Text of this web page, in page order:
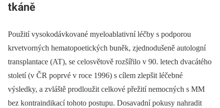
tkáně
Použití vysokodávkované myeloablativní léčby s podporou
krvetvorných hematopoetických buněk, zjednodušeně autologní
transplantace (AT), se celosvětově rozšířilo v 90. letech dvacátého
století (v ČR poprvé v roce 1996) s cílem zlepšit léčebné
výsledky, a zvláště prodloužit celkové přežití nemocných s MM
bez kontraindikací tohoto postupu. Dosavadní pokusy nahradit